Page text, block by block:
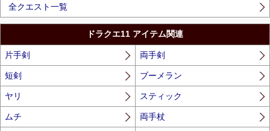
全クエスト一覧
ドラクエ11 アイテム関連
片手剣 両手剣
短剣 ブーメラン
ヤリ スティック
ムチ 両手杖